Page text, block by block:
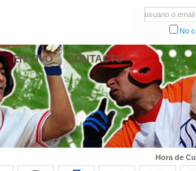
usuario o email
No
EN VIVO CONTACTO
Hora de